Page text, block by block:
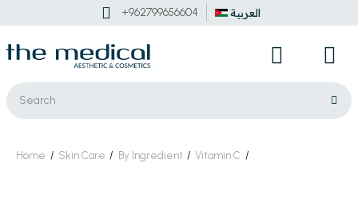
+962799656604 العربية
Home Skin Care By Ingredient Vitamin C